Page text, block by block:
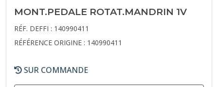
MONT.PEDALE ROTAT.MANDRIN 1V
RÉF. DEFFI : 140990411
RÉFÉRENCE ORIGINE : 140990411
SUR COMMANDE